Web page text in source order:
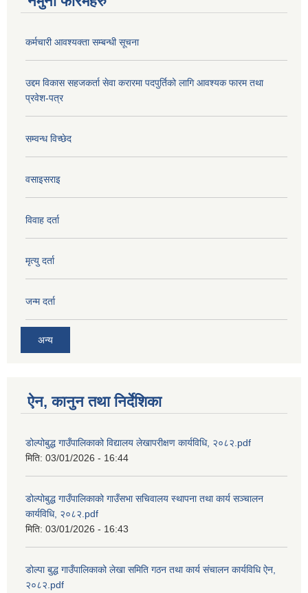
कर्मचारी आवश्यक्ता सम्बन्धी सूचना
उद्दम विकास सहजकर्ता सेवा करारमा पदपुर्तिको लागि आवश्यक फारम तथा
प्रवेश-पत्र
सम्वन्ध विच्छेद
वसाइसराइ
विवाह दर्ता
मृत्यु दर्ता
जन्म दर्ता
अन्य
ऐन, कानुन तथा निर्देशिका
डोल्पोबुद्ध गाउँपालिकाको विद्यालय लेखापरीक्षण कार्यविधि, २०८२.pdf
मिति: 03/01/2026 - 16:44
डोल्पोबुद्ध गाउँपालिकाको गाउँसभा सचिवालय स्थापना तथा कार्य सञ्चालन
कार्यविधि, २०८२.pdf
मिति: 03/01/2026 - 16:43
डोल्पा बुद्ध गाउँपालिकाको लेखा समिति गठन तथा कार्य संचालन कार्यविधि ऐन,
२०८२.pdf